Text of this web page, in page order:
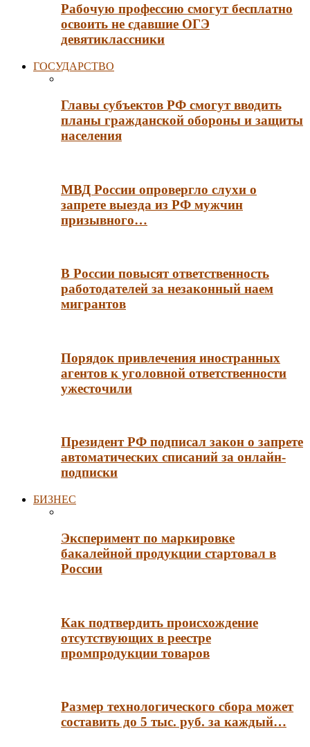
Рабочую профессию смогут бесплатно
освоить не сдавшие ОГЭ
девятиклассники
ГОСУДАРСТВО
Главы субъектов РФ смогут вводить
планы гражданской обороны и защиты
населения
МВД России опровергло слухи о
запрете выезда из РФ мужчин
призывного…
В России повысят ответственность
работодателей за незаконный наем
мигрантов
Порядок привлечения иностранных
агентов к уголовной ответственности
ужесточили
Президент РФ подписал закон о запрете
автоматических списаний за онлайн-
подписки
БИЗНЕС
Эксперимент по маркировке
бакалейной продукции стартовал в
России
Как подтвердить происхождение
отсутствующих в реестре
промпродукции товаров
Размер технологического сбора может
составить до 5 тыс. руб. за каждый…